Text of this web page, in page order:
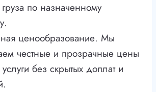
груза по назначенному
ценообразование. Мы
честные и прозрачные цены
без скрытых доплат и